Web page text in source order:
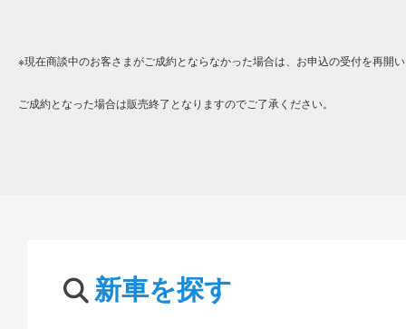
※現在商談中のお客さまがご成約とならなかった場合は、お申込の受付を再開
ご成約となった場合は販売終了となりますのでご了承ください。
新車を探す